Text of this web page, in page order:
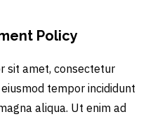
Policy
sit amet, consectetur
tempor incididunt
aliqua. Ut enim ad